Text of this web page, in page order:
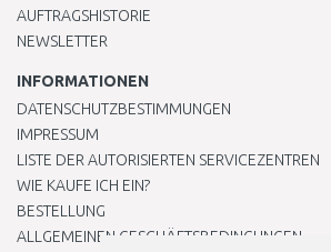
AUFTRAGSHISTORIE
NEWSLETTER
INFORMATIONEN
DATENSCHUTZBESTIMMUNGEN
IMPRESSUM
LISTE DER AUTORISIERTEN SERVICEZENTREN
WIE KAUFE ICH EIN?
BESTELLUNG
ALLGEMEINEN GESCHÄFTSBEDINGUNGEN